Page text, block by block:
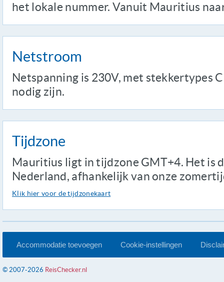
het lokale nummer. Vanuit Mauritius
Netstroom
Netspanning is 230V, met stekkertypes
nodig zijn.
Tijdzone
Mauritius ligt in tijdzone GMT+4. Het is
Nederland, afhankelijk van onze
Klik hier voor de tijdzonekaart
Accommodatie toevoegen Cookie-instellingen
© 2007-2026 ReisChecker.nl